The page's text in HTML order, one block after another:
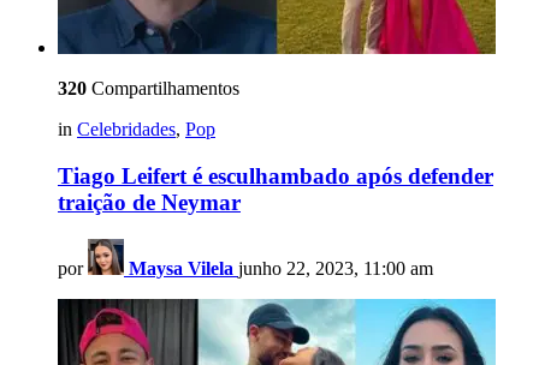
320 Compartilhamentos
in Celebridades, Pop
Tiago Leifert é esculhambado após defender
traição de Neymar
por Maysa Vilela junho 22, 2023, 11:00 am